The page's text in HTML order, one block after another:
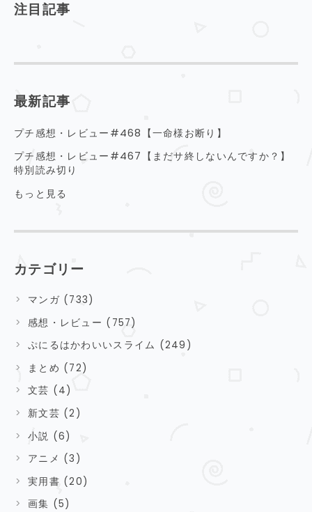
注目記事
最新記事
プチ感想・レビュー#468【一命様お断り】
プチ感想・レビュー#467【まだサ終しないんですか？】
特別読み切り
もっと見る
カテゴリー
マンガ (733)
感想・レビュー (757)
ぷにるはかわいいスライム (249)
まとめ (72)
文芸 (4)
新文芸 (2)
小説 (6)
アニメ (3)
実用書 (20)
画集 (5)